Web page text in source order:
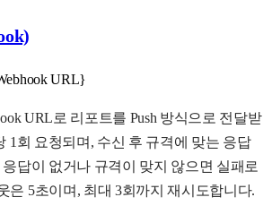
URL}
URL로 리포트를 Push 방식으로 전달받
1회 요청되며, 수신 후 규격에 맞는 응답
답이 없거나 규격이 맞지 않으면 실패로
은 5초이며, 최대 3회까지 재시도합니다.